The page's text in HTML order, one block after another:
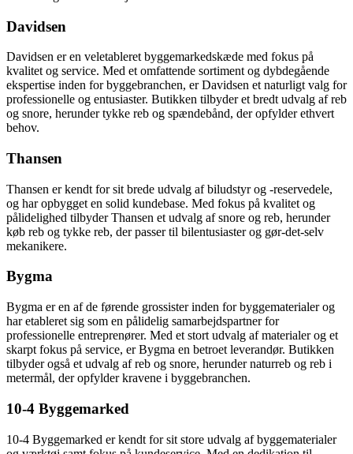
Davidsen
Davidsen er en veletableret byggemarkedskæde med fokus på
kvalitet og service. Med et omfattende sortiment og dybdegående
ekspertise inden for byggebranchen, er Davidsen et naturligt valg for
professionelle og entusiaster. Butikken tilbyder et bredt udvalg af reb
og snore, herunder tykke reb og spændebånd, der opfylder ethvert
behov.
Thansen
Thansen er kendt for sit brede udvalg af biludstyr og -reservedele,
og har opbygget en solid kundebase. Med fokus på kvalitet og
pålidelighed tilbyder Thansen et udvalg af snore og reb, herunder
køb reb og tykke reb, der passer til bilentusiaster og gør-det-selv
mekanikere.
Bygma
Bygma er en af de førende grossister inden for byggematerialer og
har etableret sig som en pålidelig samarbejdspartner for
professionelle entreprenører. Med et stort udvalg af materialer og et
skarpt fokus på service, er Bygma en betroet leverandør. Butikken
tilbyder også et udvalg af reb og snore, herunder naturreb og reb i
metermål, der opfylder kravene i byggebranchen.
10-4 Byggemarked
10-4 Byggemarked er kendt for sit store udvalg af byggematerialer